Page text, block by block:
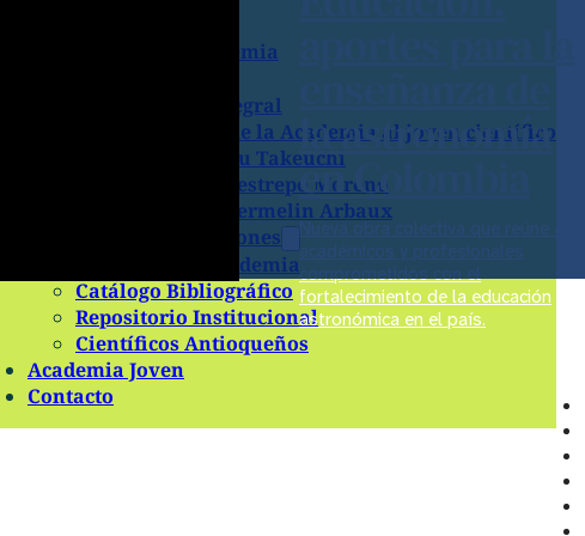
Miembros de la Academia
Premio Obra Integral
Premio Amigos de la Academia al joven científico
Premio Shizu y Yu Takeuchi
Premio Ángela Restrepo Moreno
Premio Michel Hermelin Arbaux
Biblioteca y Publicaciones
Revista de la Academia
Catálogo Bibliográfico
Repositorio Institucional
Científicos Antioqueños
Academia Joven
Contacto
la astronomía
en Colombia
Nueva obra colectiva que reúne a
comprometidos con el
fortalecimiento de la educación
astronómica en el país.